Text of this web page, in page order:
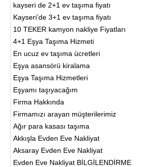
kayseri de 2+1 ev taşıma fiyatı
Kayseri’de 3+1 ev taşıma fiyatı
10 TEKER kamyon nakliye Fiyatları
4+1 Eşya Taşıma Hizmeti
En ucuz ev taşıma ücretleri
Eşya asansörü kiralama
Eşya Taşıma Hizmetleri
Eşyamı taşıyacağım
Firma Hakkında
Firmamızı arayan müşterilerimiz
Ağır para kasası taşıma
Akkışla Evden Eve Nakliyat
Aksaray Evden Eve Nakliyat
Evden Eve Nakliyat BİLGİLENDİRME